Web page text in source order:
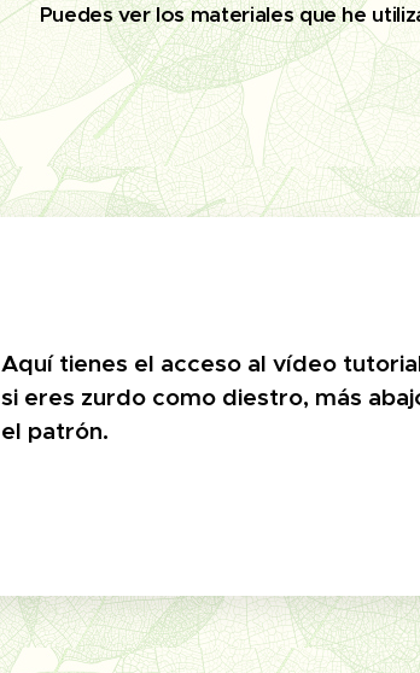
🔨 Puedes ver los materiales que he
Aquí tienes el acceso al vídeo
si eres zurdo como diestro, más
el patrón.